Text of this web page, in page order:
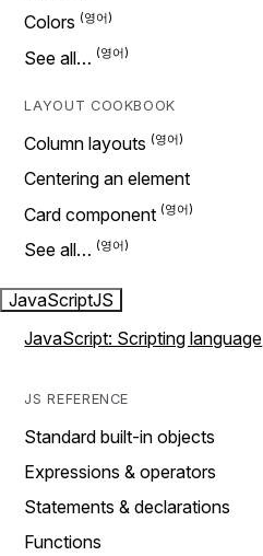
Colors
See all…
LAYOUT COOKBOOK
Column layouts
Centering an element
Card component
See all…
JavaScriptJS
JavaScript: Scripting language
JS REFERENCE
Standard built-in objects
Expressions & operators
Statements & declarations
Functions